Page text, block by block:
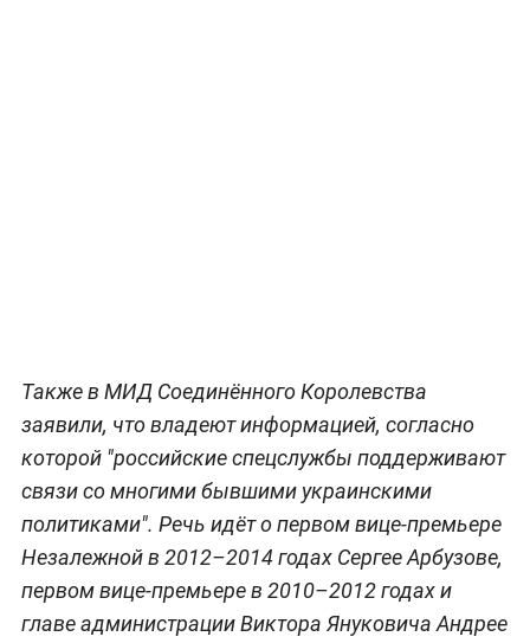
Также в МИД Соединённого Королевства
заявили, что владеют информацией, согласно
которой "российские спецслужбы поддерживают
связи со многими бывшими украинскими
политиками". Речь идёт о первом вице-премьере
Незалежной в 2012–2014 годах Сергее Арбузове,
первом вице-премьере в 2010–2012 годах и
главе администрации Виктора Януковича Андрее